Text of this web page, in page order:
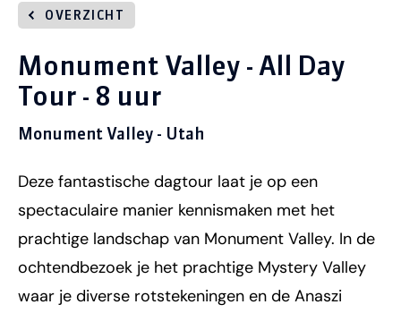
OVERZICHT
Monument Valley - All Day
Tour - 8 uur
Monument Valley - Utah
Deze fantastische dagtour laat je op een
spectaculaire manier kennismaken met het
prachtige landschap van Monument Valley. In de
ochtendbezoek je het prachtige Mystery Valley
waar je diverse rotstekeningen en de Anaszi